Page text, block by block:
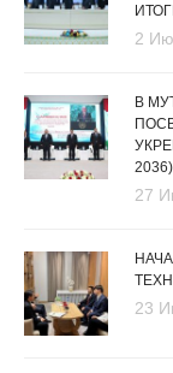
2
В
27
23